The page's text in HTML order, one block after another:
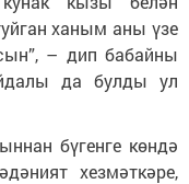
ханым аны үзе
– дип бабайны
да булды ул
бүгенге көндә
хезмәткәре,